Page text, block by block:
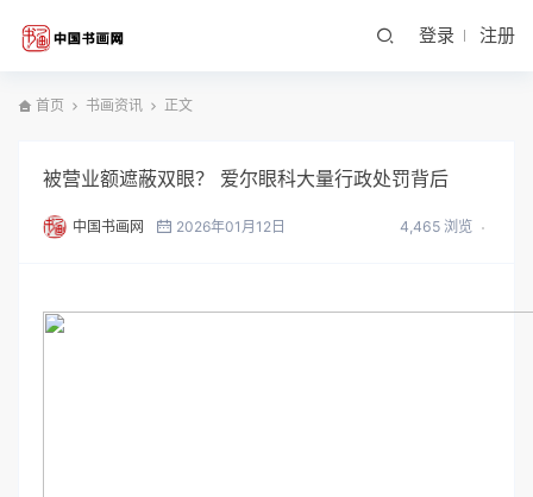
登录 注册
首页 书画资讯 正文
被营业额遮蔽双眼？ 爱尔眼科大量行政处罚背后
中国书画网 2026年01月12日 4,465 浏览